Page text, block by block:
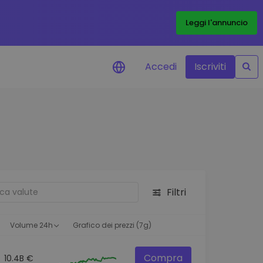
Leggi l'annuncio
utili per performance
Accedi Iscriviti
Filtri
Volume 24h Grafico dei prezzi (7g)
10.4B € Compra